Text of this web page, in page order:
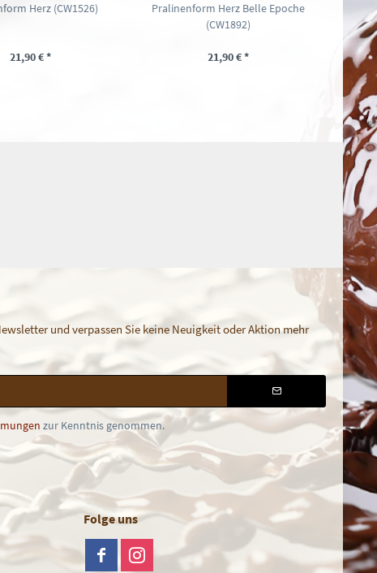
Herz (CW1526)
21,90 € *
Pralinenform Herz Belle Epoche
(CW1892)
21,90 € *
und verpassen Sie keine Neuigkeit oder Aktion mehr
zur Kenntnis genommen.
Folge uns